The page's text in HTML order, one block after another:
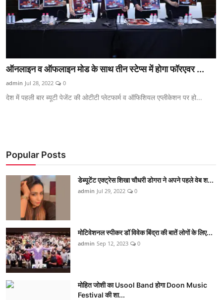
ऑनलाइन व ऑफलाइन मोड के साथ तीन स्टेप्स में होगा फॉरएवर ...
admin Jul 28, 2022 0
देश में पहली बार ब्यूटी पेजेंट की ओटीटी प्लेटफार्म व ऑफिशियल एप्लीकेशन पर हो...
Popular Posts
डेब्यूटेंट एक्ट्रेस शिखा चौधरी डोगरा ने अपने पहले वेब श...
admin Jul 29, 2022 0
मोटिवेशनल स्पीकर डॉ विवेक बिंद्रा की बातें लोगों के लिए...
admin Sep 12, 2023 0
मोहित जोशी का Usool Band होगा Doon Music
Festival की शा...